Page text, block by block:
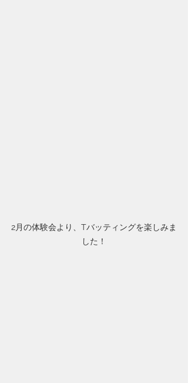
2月の体験会より、Tバッティングを楽しみま
した！